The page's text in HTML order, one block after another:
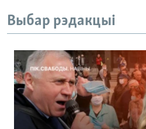
Выбар рэдакцыі